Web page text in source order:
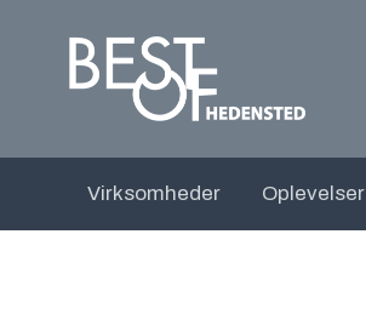
Virksomheder Oplevelser